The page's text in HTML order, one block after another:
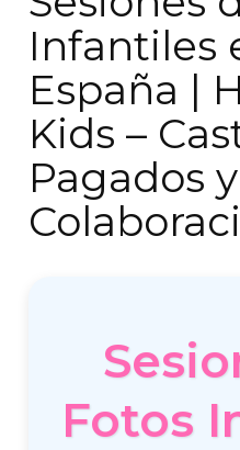
Infantiles
España |
Kids –
Pagados y
Fotos